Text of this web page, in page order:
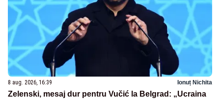
8 aug. 2026, 16:39 Ionuț Nichita
Zelenski, mesaj dur pentru Vučić la Belgrad: „Ucraina